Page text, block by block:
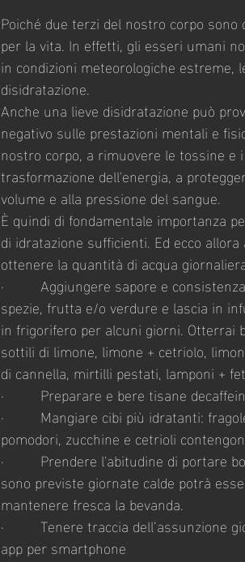
Poiché due terzi del nostro corpo
per la vita. In effetti, gli esseri umani
in condizioni meteorologiche
disidratazione.
Anche una lieve disidratazione può
negativo sulle prestazioni mentali e
nostro corpo, a rimuovere le tossine
trasformazione dell'energia, a
volume e alla pressione del sangue.
È quindi di fondamentale importanza
di idratazione sufficienti. Ed ecco
ottenere la quantità di acqua
·         Aggiungere sapore e
spezie, frutta e/o verdure e lascia in
in frigorifero per alcuni giorni.
sottili di limone, limone + cetriolo,
di cannella, mirtilli pestati, lamponi +
·         Preparare e bere tisane
·         Mangiare cibi più idratanti:
pomodori, zucchine e cetrioli
·         Prendere l'abitudine di
sono previste giornate calde potrà
mantenere fresca la bevanda.
·         Tenere traccia
app per smartphone.